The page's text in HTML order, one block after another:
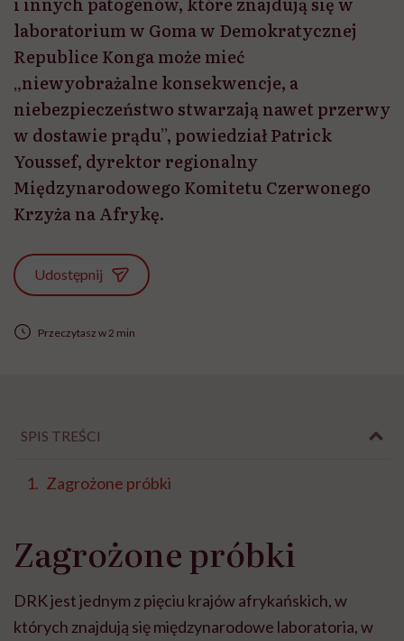
laboratorium w Goma w Demokratycznej
Republice Konga może mieć
„niewyobrażalne konsekwencje, a
niebezpieczeństwo stwarzają nawet przerwy
w dostawie prądu”, powiedział Patrick
Youssef, dyrektor regionalny
Międzynarodowego Komitetu Czerwonego
Krzyża na Afrykę.
Udostępnij
Przeczytasz w 2 min
SPIS TREŚCI
Zagrożone próbki
Zagrożone próbki
DRK jest jednym z pięciu krajów afrykańskich, w
których znajdują się międzynarodowe laboratoria, w